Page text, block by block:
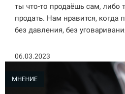
ты что-то продаёшь сам, либо
продать. Нам нравится, когда
без давления, без
06.03.2023
МНЕНИЕ